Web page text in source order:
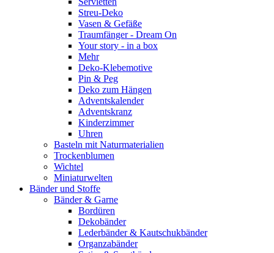
Streu-Deko
Vasen & Gefäße
Traumfänger - Dream On
Your story - in a box
Mehr
Deko-Klebemotive
Pin & Peg
Deko zum Hängen
Adventskalender
Adventskranz
Kinderzimmer
Uhren
Basteln mit Naturmaterialien
Trockenblumen
Wichtel
Miniaturwelten
Bänder und Stoffe
Bänder & Garne
Bordüren
Dekobänder
Lederbänder & Kautschukbänder
Organzabänder